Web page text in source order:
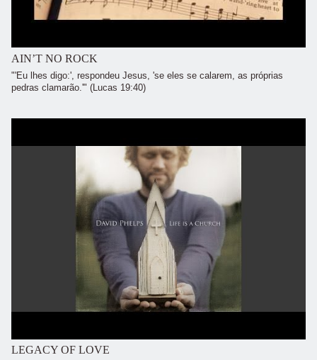
AIN’T NO ROCK
"'Eu lhes digo:', respondeu Jesus, 'se eles se calarem, as próprias
pedras clamarão.'" (Lucas 19:40)
LEGACY OF LOVE